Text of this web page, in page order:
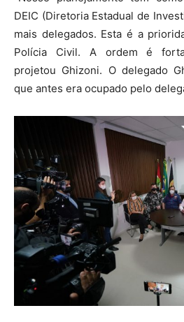
DEIC (Diretoria Estadual de
mais delegados. Esta é a
Polícia Civil. A ordem é
projetou Ghizoni. O delegado
que antes era ocupado pelo